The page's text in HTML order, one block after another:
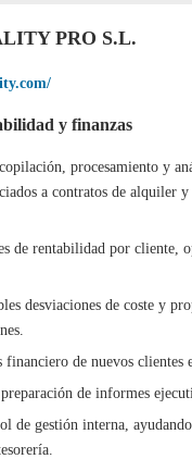
PRO S.L.
y finanzas
procesamiento y
a contratos de alquiler
de rentabilidad por cliente,
desviaciones de coste y
financiero de nuevos clientes
de informes
de gestión interna,